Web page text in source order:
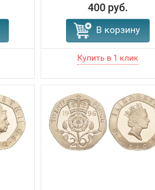
400 руб.
В корзину